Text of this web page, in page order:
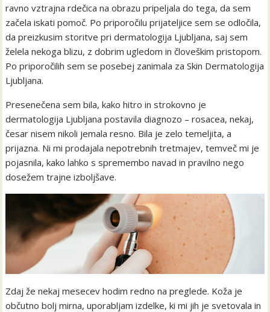
ravno vztrajna rdečica na obrazu pripeljala do tega, da sem
začela iskati pomoč. Po priporočilu prijateljice sem se odločila,
da preizkusim storitve pri dermatologija Ljubljana, saj sem
želela nekoga blizu, z dobrim ugledom in človeškim pristopom.
Po priporočilih sem se posebej zanimala za Skin Dermatologija
Ljubljana.
Presenečena sem bila, kako hitro in strokovno je
dermatologija Ljubljana postavila diagnozo – rosacea, nekaj,
česar nisem nikoli jemala resno. Bila je zelo temeljita, a
prijazna. Ni mi prodajala nepotrebnih tretmajev, temveč mi je
pojasnila, kako lahko s spremembo navad in pravilno nego
dosežem trajne izboljšave.
Zdaj že nekaj mesecev hodim redno na preglede. Koža je
občutno bolj mirna, uporabljam izdelke, ki mi jih je svetovala in